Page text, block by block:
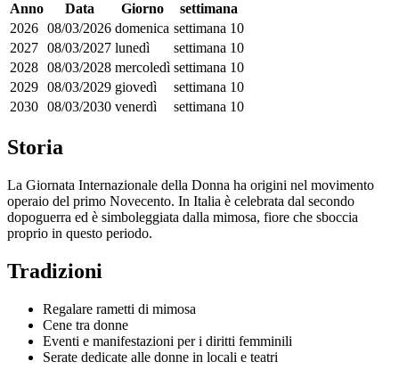
Anno Data Giorno
settimana
2026 08/03/2026 domenica settimana 10
2027 08/03/2027 lunedì
settimana 10
2028 08/03/2028 mercoledì settimana 10
2029 08/03/2029 giovedì
settimana 10
2030 08/03/2030 venerdì settimana 10
Storia
La Giornata Internazionale della Donna ha origini nel movimento
operaio del primo Novecento. In Italia è celebrata dal secondo
dopoguerra ed è simboleggiata dalla mimosa, fiore che sboccia
proprio in questo periodo.
Tradizioni
Regalare rametti di mimosa
Cene tra donne
Eventi e manifestazioni per i diritti femminili
Serate dedicate alle donne in locali e teatri